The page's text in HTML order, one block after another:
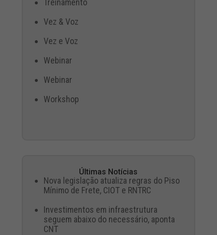
Treinamento
Vez & Voz
Vez e Voz
Webinar
Webinar
Workshop
Últimas Notícias
Nova legislação atualiza regras do Piso
Mínimo de Frete, CIOT e RNTRC
Investimentos em infraestrutura
seguem abaixo do necessário, aponta
CNT